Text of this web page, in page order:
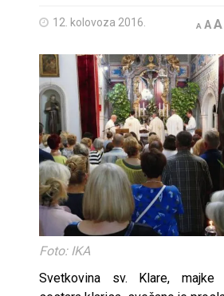
12. kolovoza 2016. A AA
Foto: IKA
Svetkovina sv. Klare, majke